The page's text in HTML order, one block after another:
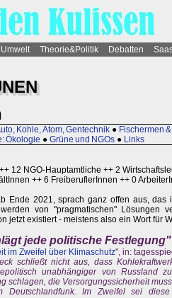
Umwelt Theorie&Politik Debatten
Kohle, Atom, Gentechnik ● Fischermen
Ökologie ● Grüne und NGOs ● Links
12 NGO-Hauptamtliche ++ 2
++ 6 FreiberuflerInnen ++ 0
Ende 2021, sprach ganz offen aus,
von "pragmatischen" Lösungen
jetzt existiert - meistens also ein Wort für
jede politische Festlegung"
im Zweifel über Klimaschutz", in:
schließt nicht aus, dass
unabhängiger von Russland
schlagen, die Versorgungssicherheit
Deutschlandfunk. Im Zweifel sei